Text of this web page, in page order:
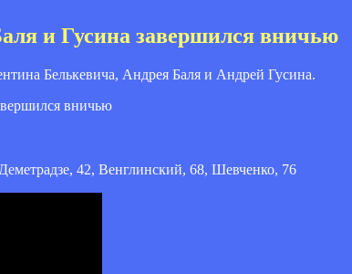
и Гусина завершился вничью
Белькевича, Андрея Баля и Андрей Гусина.
42, Венглинский, 68, Шевченко, 76